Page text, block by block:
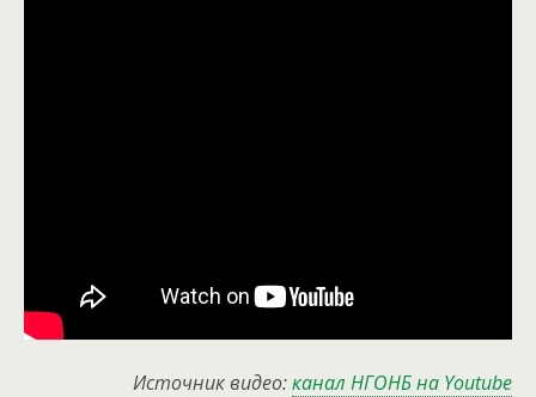
Источник видео:канал НГОНБ на Youtube